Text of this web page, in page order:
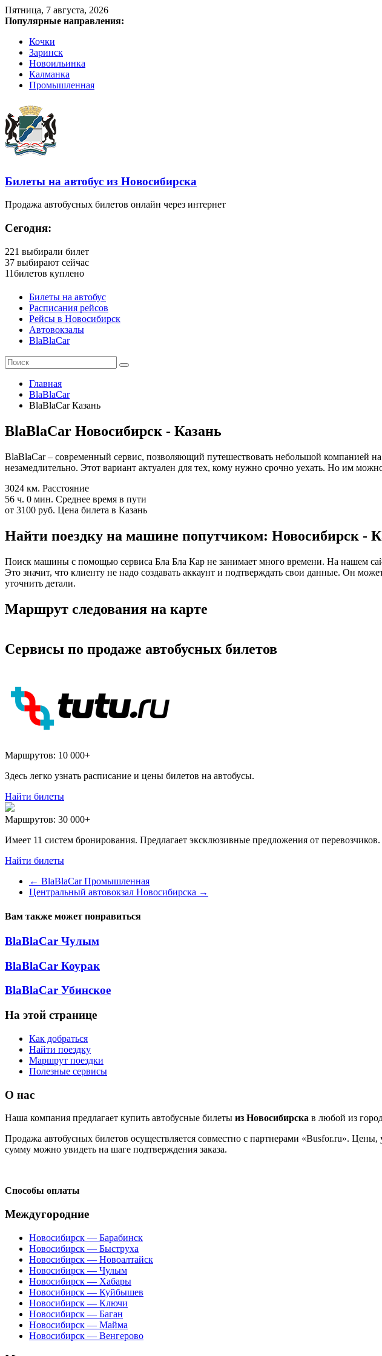
Пятница, 7 августа, 2026
Популярные направления:
Кочки
Заринск
Новоильинка
Калманка
Промышленная
Билеты на автобус из Новосибирска
Продажа автобусных билетов онлайн через интернет
Сегодня:
221 выбирали билет
37 выбирают сейчас
11билетов куплено
Билеты на автобус
Расписания рейсов
Рейсы в Новосибирск
Автовокзалы
BlaBlaCar
Главная
BlaBlaCar
BlaBlaCar Казань
BlaBlaCar Новосибирск - Казань
BlaBlaCar – современный сервис, позволяющий путешествовать небольшой компанией
незамедлительно. Этот вариант актуален для тех, кому нужно срочно уехать. Но им
3024 км. Расстояние
56 ч. 0 мин. Среднее время в пути
от 3100 руб. Цена билета в Казань
Найти поездку на машине попутчиком: Новосибирск -
Поиск машины с помощью сервиса Бла Бла Кар не занимает много времени. На нашем
Это значит, что клиенту не надо создавать аккаунт и подтверждать свои данные. Он
уточнить детали.
Маршрут следования на карте
Сервисы по продаже автобусных билетов
Маршрутов: 10 000+
Здесь легко узнать расписание и цены билетов на автобусы.
Найти билеты
Маршрутов: 30 000+
Имеет 11 систем бронирования. Предлагает эксклюзивные предложения от перевозчиков.
Найти билеты
← BlaBlaCar Промышленная
Центральный автовокзал Новосибирска →
Вам также может понравиться
BlaBlaCar Чулым
BlaBlaCar Коурак
BlaBlaCar Убинское
На этой странице
Как добраться
Найти поездку
Маршрут поездки
Полезные сервисы
О нас
Наша компания предлагает купить автобусные билеты из Новосибирска в любой из
Продажа автобусных билетов осуществляется совместно с партнерами «Busfor.ru».
сумму можно увидеть на шаге подтверждения заказа.
Способы оплаты
Междугородние
Новосибирск — Барабинск
Новосибирск — Быструха
Новосибирск — Новоалтайск
Новосибирск — Чулым
Новосибирск — Хабары
Новосибирск — Куйбышев
Новосибирск — Ключи
Новосибирск — Баган
Новосибирск — Майма
Новосибирск — Венгерово